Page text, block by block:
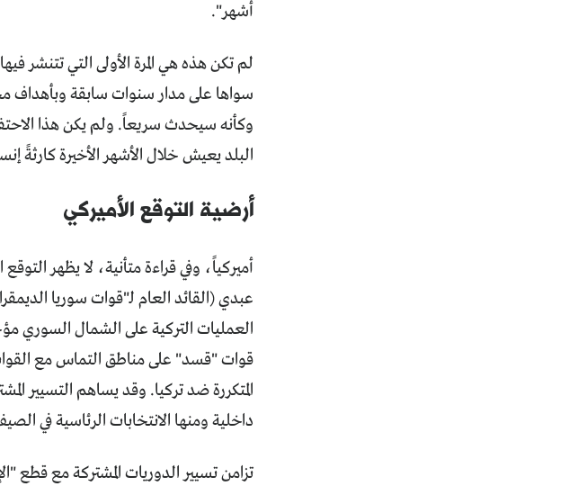
أشهر".
لم تكن هذه هي المرة اﻷولى التي تتنشر
سواها على مدار سنوات سابقة وبأهداف
وكأنه سيحدث سريعاً. ولم يكن هذا
البلد يعيش خلال اﻷشهر اﻷخيرة كارثةً
أرضية التوقع اﻷميركي
أميركياً، وفي قراءة متأنية، لا يظهر
عبدي (القائد العام لـ"قوات سوريا
العمليات التركية على الشمال السوري
قوات "قسد" على مناطق التماس مع
المتكررة ضد تركيا. وقد يساهم التسيير
داخلية ومنها الانتخابات الرئاسية في
تزامن تسيير الدوريات المشتركة مع